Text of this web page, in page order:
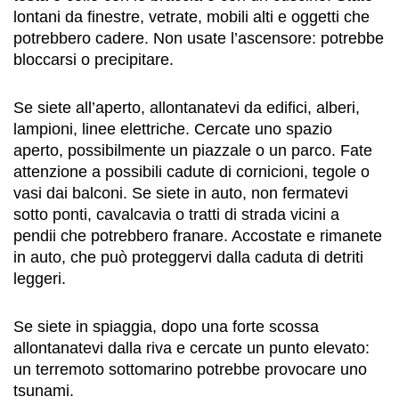
lontani da finestre, vetrate, mobili alti e oggetti che
potrebbero cadere. Non usate l’ascensore: potrebbe
bloccarsi o precipitare.
Se siete all’aperto, allontanatevi da edifici, alberi,
lampioni, linee elettriche. Cercate uno spazio
aperto, possibilmente un piazzale o un parco. Fate
attenzione a possibili cadute di cornicioni, tegole o
vasi dai balconi. Se siete in auto, non fermatevi
sotto ponti, cavalcavia o tratti di strada vicini a
pendii che potrebbero franare. Accostate e rimanete
in auto, che può proteggervi dalla caduta di detriti
leggeri.
Se siete in spiaggia, dopo una forte scossa
allontanatevi dalla riva e cercate un punto elevato:
un terremoto sottomarino potrebbe provocare uno
tsunami.